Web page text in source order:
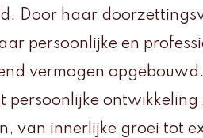
Door haar
persoonlijke en
vermogen
persoonlijke ontwikkeling
van innerlijke groei tot